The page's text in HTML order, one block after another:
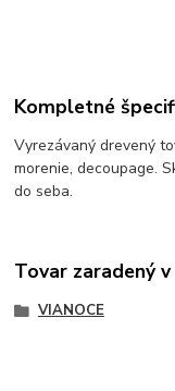
Kompletné
Vyrezávaný drevený
morenie, decoupage.
do seba.
Tovar zaradený
VIANOCE